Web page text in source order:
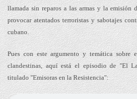
llamada sin reparos a las armas y la emisión
provocar atentados terroristas y sabotajes
cubano.
Pues con este argumento y temática sobre
clandestinas, aquí está el episodio de "El
titulado "Emisoras en la Resistencia":